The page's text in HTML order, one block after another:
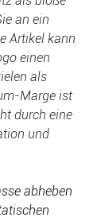
an ein
Artikel kann
einen
als
Marge ist
durch eine
und
abheben